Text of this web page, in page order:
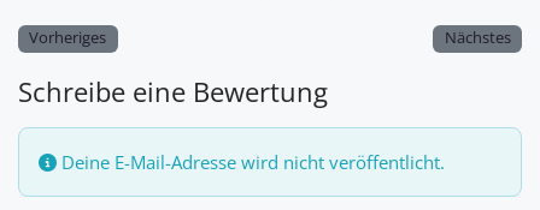
Vorheriges Nächstes
Schreibe eine Bewertung
Deine E-Mail-Adresse wird nicht veröffentlicht.